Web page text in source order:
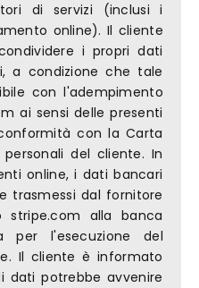
di servizi (inclusi i
online). Il cliente
i propri dati
a condizione che tale
con l'adempimento
ai sensi delle presenti
con la Carta
del cliente. In
online, i dati bancari
trasmessi dal fornitore
stripe.com alla banca
per l'esecuzione del
Il cliente è informato
potrebbe avvenire